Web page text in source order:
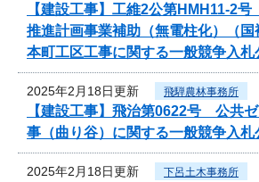
【建設工事】工維2公第HMH11-2
推進計画事業補助（無電柱化）（国
本町工区工事に関する一般競争入札
2025年2月18日更新 飛騨農林事務所
【建設工事】飛治第0622号 公共
事（曲り谷）に関する一般競争入札
2025年2月18日更新 下呂土木事務所